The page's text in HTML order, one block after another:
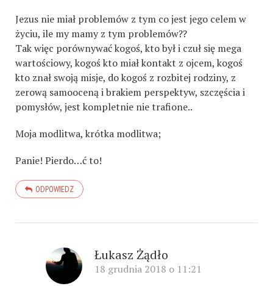
Jezus nie miał problemów z tym co jest jego celem w
życiu, ile my mamy z tym problemów??
Tak więc porównywać kogoś, kto był i czuł się mega
wartościowy, kogoś kto miał kontakt z ojcem, kogoś
kto znał swoją misje, do kogoś z rozbitej rodziny, z
zerową samooceną i brakiem perspektyw, szczęścia i
pomysłów, jest kompletnie nie trafione..
Moja modlitwa, krótka modlitwa;
Panie! Pierdo…ć to!
ODPOWIEDZ
Łukasz Żądło
18 grudnia 2018 o 11:21